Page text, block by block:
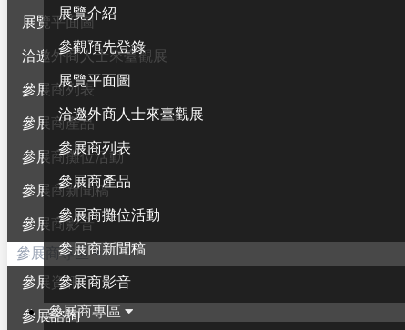
展覽介紹
參觀預先登錄
展覽平面圖
洽邀外商人士來臺觀展
參展商列表
參展商產品
參展商攤位活動
參展商新聞稿
參展商影音
參展商專區
展覽平面圖
洽邀外商人士來臺觀展
參展商列表
參展商產品
參展商攤位活動
參展商新聞稿
參展商影音
參展商專區
參展資訊
參展諮詢